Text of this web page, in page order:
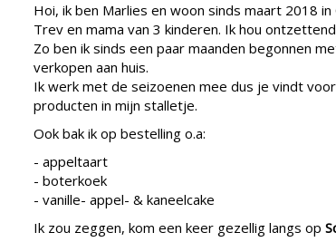
Hoi, ik ben Marlies en woon sinds maart 2018
Trev en mama van 3 kinderen. Ik hou
Zo ben ik sinds een paar maanden begonnen
verkopen aan huis.
Ik werk met de seizoenen mee dus je vindt
producten in mijn stalletje.
Ook bak ik op bestelling o.a:
- appeltaart
- boterkoek
- vanille- appel- & kaneelcake
Ik zou zeggen, kom een keer gezellig langs op